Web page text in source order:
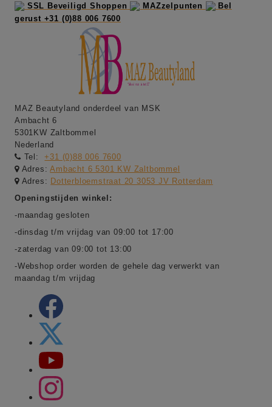
SSL Beveiligd Shoppen MAZzelpunten
Bel
gerust +31 (0)88 006 7600
MAZ Beautyland onderdeel van MSK
Ambacht 6
5301KW Zaltbommel
Nederland
Tel:
+31 (0)88 006 7600
Adres:Ambacht 6 5301 KW Zaltbommel
Adres: Dotterbloemstraat 20 3053 JV Rotterdam
Openingstijden winkel:
-maandag gesloten
-dinsdag t/m vrijdag van 09:00 tot 17:00
-zaterdag van 09:00 tot 13:00
-Webshop order worden de gehele dag verwerkt van
maandag t/m vrijdag